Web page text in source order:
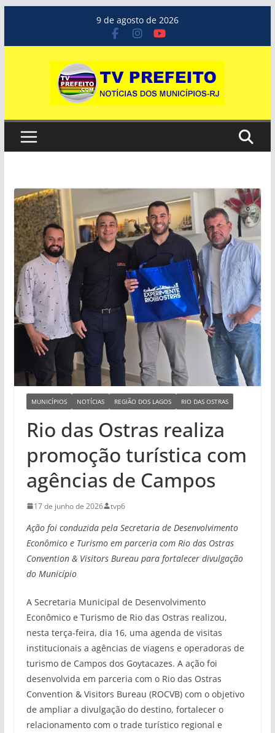
o
9 de agosto de 2026
MUNICÍPIOS NOTÍCIAS REGIÃO DOS LAGOS RIO DAS OSTRAS
Rio das Ostras realiza
promoção turística com
agências de Campos
17 de junho de 2026 tvp6
Ação foi conduzida pela Secretaria de Desenvolvimento
Econômico e Turismo em parceria com Rio das Ostras
Convention & Visitors Bureau para fortalecer divulgação
do Município
A Secretaria Municipal de Desenvolvimento
Econômico e Turismo de Rio das Ostras realizou,
nesta terça-feira, dia 16, uma agenda de visitas
institucionais a agências de viagens e operadoras de
turismo de Campos dos Goytacazes. A ação foi
desenvolvida em parceria com o Rio das Ostras
Convention & Visitors Bureau (ROCVB) com o objetivo
de ampliar a divulgação do destino, fortalecer o
relacionamento com o trade turístico regional e